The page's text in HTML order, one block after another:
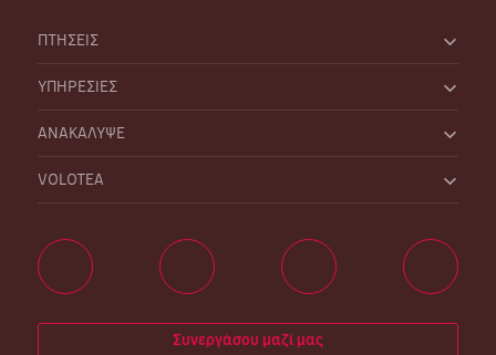
ΠΤΗΣΕΙΣ
ΥΠΗΡΕΣΙΕΣ
ΑΝΑΚΑΛΥΨΕ
VOLOTEA
Συνεργάσου μαζί μας